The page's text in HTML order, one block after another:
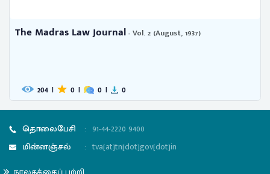
The Madras Law Journal- Vol. 2 (August, 1937)
204 | 0 | 0 | 0
தொலைபேசி : 91-44-2220 9400
மின்னஞ்சல்
: tva[at]tn[dot]gov[dot]in